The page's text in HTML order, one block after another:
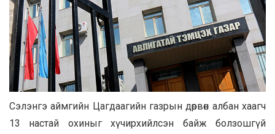
Сэлэнгэ аймгийн Цагдаагийн газрын дөрвөн албан хаагч
13 настай охиныг хүчирхийлсэн байж болзошгүй